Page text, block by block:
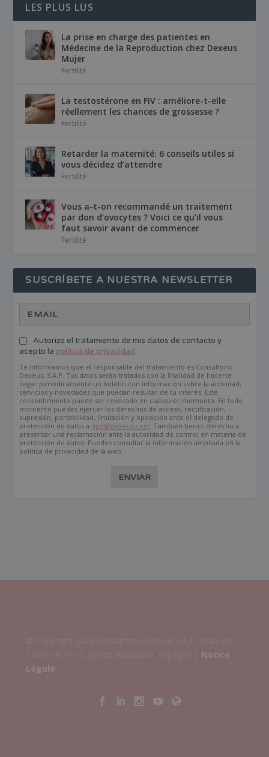
LES PLUS LUS
La prise en charge des patientes en
Médecine de la Reproduction chez Dexeus
Mujer
Fertilité
La testostérone en FIV : améliore-t-elle
réellement les chances de grossesse ?
Fertilité
Retarder la maternité: 6 conseils utiles si
vous décidez d’attendre
Fertilité
Vous a-t-on recommandé un traitement
par don d’ovocytes ? Voici ce qu’il vous
faut savoir avant de commencer
Fertilité
SUSCRÍBETE A NUESTRA NEWSLETTER
Autorizo el tratamiento de mis datos de contacto y
acepto la política de privacidad.
Te informamos que el responsable del tratamiento es Consultorio
Dexeus, S.A.P. Tus datos serán tratados con la finalidad de hacerte
llegar periódicamente un boletín con información sobre la actividad,
servicios y novedades que puedan resultar de tu interés. Este
consentimiento puede ser revocado en cualquier momento. En todo
momento puedes ejercer los derechos de acceso, rectificación,
supresión, portabilidad, limitación y oposición ante el delegado de
protección de datos a dpd@dexeus.com. También tienes derecho a
presentar una reclamación ante la autoridad de control en materia de
protección de datos. Puedes consultar la información ampliada en la
política de privacidad de la web.
ENVIAR
Notice
Légale